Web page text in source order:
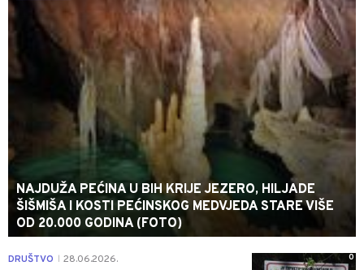
NAJDUŽA PEĆINA U BIH KRIJE JEZERO, HILJADE
ŠIŠMIŠA I KOSTI PEĆINSKOG MEDVJEDA STARE VIŠE
OD 20.000 GODINA (FOTO)
0
DRUŠTVO 28.06.2026.